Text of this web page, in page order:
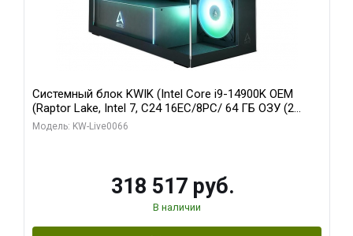
Системный блок KWIK (Intel Core i9-14900K OEM
(Raptor Lake, Intel 7, C24 16EC/8PC/ 64 ГБ ОЗУ (2
модуля)/ Gigabyte RTX5080 XTREME WATERFORCE
Модель: KW-Live0066
318 517 руб.
В наличии